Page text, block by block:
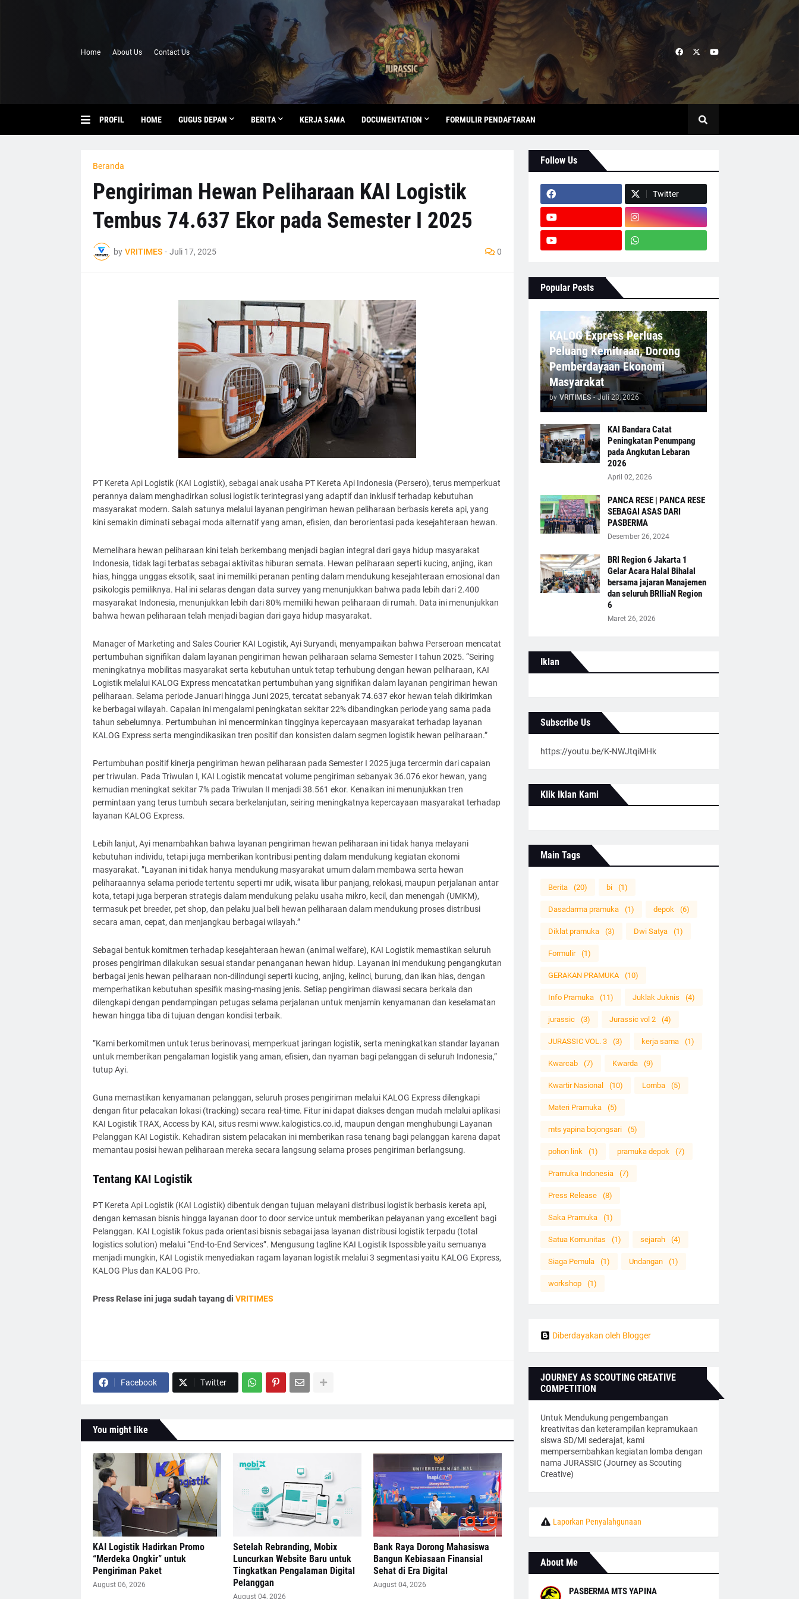
Home About Us Contact Us
PROFIL HOME GUGUS DEPAN BERITA KERJA SAMA DOCUMENTATION FORMULIR PENDAFTARAN
Beranda
Pengiriman Hewan Peliharaan KAI Logistik
Tembus 74.637 Ekor pada Semester I 2025
by VRITIMES - Juli 17, 2025 0
PT Kereta Api Logistik (KAI Logistik), sebagai anak usaha PT Kereta Api Indonesia (Persero), terus memperkuat
perannya dalam menghadirkan solusi logistik terintegrasi yang adaptif dan inklusif terhadap kebutuhan
masyarakat modern. Salah satunya melalui layanan pengiriman hewan peliharaan berbasis kereta api, yang
kini semakin diminati sebagai moda alternatif yang aman, efisien, dan berorientasi pada kesejahteraan hewan.
Memelihara hewan peliharaan kini telah berkembang menjadi bagian integral dari gaya hidup masyarakat
Indonesia, tidak lagi terbatas sebagai aktivitas hiburan semata. Hewan peliharaan seperti kucing, anjing, ikan
hias, hingga unggas eksotik, saat ini memiliki peranan penting dalam mendukung kesejahteraan emosional dan
psikologis pemiliknya. Hal ini selaras dengan data survey yang menunjukkan bahwa pada lebih dari 2.400
masyarakat Indonesia, menunjukkan lebih dari 80% memiliki hewan peliharaan di rumah. Data ini menunjukkan
bahwa hewan peliharaan telah menjadi bagian dari gaya hidup masyarakat.
Manager of Marketing and Sales Courier KAI Logistik, Ayi Suryandi, menyampaikan bahwa Perseroan mencatat
pertumbuhan signifikan dalam layanan pengiriman hewan peliharaan selama Semester I tahun 2025. “Seiring
meningkatnya mobilitas masyarakat serta kebutuhan untuk tetap terhubung dengan hewan peliharaan, KAI
Logistik melalui KALOG Express mencatatkan pertumbuhan yang signifikan dalam layanan pengiriman hewan
peliharaan. Selama periode Januari hingga Juni 2025, tercatat sebanyak 74.637 ekor hewan telah dikirimkan
ke berbagai wilayah. Capaian ini mengalami peningkatan sekitar 22% dibandingkan periode yang sama pada
tahun sebelumnya. Pertumbuhan ini mencerminkan tingginya kepercayaan masyarakat terhadap layanan
KALOG Express serta mengindikasikan tren positif dan konsisten dalam segmen logistik hewan peliharaan.”
Pertumbuhan positif kinerja pengiriman hewan peliharaan pada Semester I 2025 juga tercermin dari capaian
per triwulan. Pada Triwulan I, KAI Logistik mencatat volume pengiriman sebanyak 36.076 ekor hewan, yang
kemudian meningkat sekitar 7% pada Triwulan II menjadi 38.561 ekor. Kenaikan ini menunjukkan tren
permintaan yang terus tumbuh secara berkelanjutan, seiring meningkatnya kepercayaan masyarakat terhadap
layanan KALOG Express.
Lebih lanjut, Ayi menambahkan bahwa layanan pengiriman hewan peliharaan ini tidak hanya melayani
kebutuhan individu, tetapi juga memberikan kontribusi penting dalam mendukung kegiatan ekonomi
masyarakat. ”Layanan ini tidak hanya mendukung masyarakat umum dalam membawa serta hewan
peliharaannya selama periode tertentu seperti mr udik, wisata libur panjang, relokasi, maupun perjalanan antar
kota, tetapi juga berperan strategis dalam mendukung pelaku usaha mikro, kecil, dan menengah (UMKM),
termasuk pet breeder, pet shop, dan pelaku jual beli hewan peliharaan dalam mendukung proses distribusi
secara aman, cepat, dan menjangkau berbagai wilayah.”
Sebagai bentuk komitmen terhadap kesejahteraan hewan (animal welfare), KAI Logistik memastikan seluruh
proses pengiriman dilakukan sesuai standar penanganan hewan hidup. Layanan ini mendukung pengangkutan
berbagai jenis hewan peliharaan non-dilindungi seperti kucing, anjing, kelinci, burung, dan ikan hias, dengan
memperhatikan kebutuhan spesifik masing-masing jenis. Setiap pengiriman diawasi secara berkala dan
dilengkapi dengan pendampingan petugas selama perjalanan untuk menjamin kenyamanan dan keselamatan
hewan hingga tiba di tujuan dengan kondisi terbaik.
”Kami berkomitmen untuk terus berinovasi, memperkuat jaringan logistik, serta meningkatkan standar layanan
untuk memberikan pengalaman logistik yang aman, efisien, dan nyaman bagi pelanggan di seluruh Indonesia,”
tutup Ayi.
Guna memastikan kenyamanan pelanggan, seluruh proses pengiriman melalui KALOG Express dilengkapi
dengan fitur pelacakan lokasi (tracking) secara real-time. Fitur ini dapat diakses dengan mudah melalui aplikasi
KAI Logistik TRAX, Access by KAI, situs resmi www.kalogistics.co.id, maupun dengan menghubungi Layanan
Pelanggan KAI Logistik. Kehadiran sistem pelacakan ini memberikan rasa tenang bagi pelanggan karena dapat
memantau posisi hewan peliharaan mereka secara langsung selama proses pengiriman berlangsung.
Tentang KAI Logistik
PT Kereta Api Logistik (KAI Logistik) dibentuk dengan tujuan melayani distribusi logistik berbasis kereta api,
dengan kemasan bisnis hingga layanan door to door service untuk memberikan pelayanan yang excellent bagi
Pelanggan. KAI Logistik fokus pada orientasi bisnis sebagai jasa layanan distribusi logistik terpadu (total
logistics solution) melalui “End-to-End Services”. Mengusung tagline KAI Logistik Ispossible yaitu semuanya
menjadi mungkin, KAI Logistik menyediakan ragam layanan logistik melalui 3 segmentasi yaitu KALOG Express,
KALOG Plus dan KALOG Pro.
Press Relase ini juga sudah tayang di VRITIMES
Facebook Twitter
You might like
KAI Logistik Hadirkan Promo
“Merdeka Ongkir” untuk
Pengiriman Paket
August 06, 2026
Setelah Rebranding, Mobix
Luncurkan Website Baru untuk
Tingkatkan Pengalaman Digital
Pelanggan
August 04, 2026
Bank Raya Dorong Mahasiswa
Bangun Kebiasaan Finansial
Sehat di Era Digital
August 04, 2026
Follow Us
Twitter
Popular Posts
KALOG Express Perluas
Peluang Kemitraan, Dorong
Pemberdayaan Ekonomi
Masyarakat
by VRITIMES - Juli 23, 2026
KAI Bandara Catat
Peningkatan Penumpang
pada Angkutan Lebaran
2026
April 02, 2026
PANCA RESE | PANCA RESE
SEBAGAI ASAS DARI
PASBERMA
Desember 26, 2024
BRI Region 6 Jakarta 1
Gelar Acara Halal Bihalal
bersama jajaran Manajemen
dan seluruh BRIliaN Region
6
Maret 26, 2026
Iklan
Subscribe Us
https://youtu.be/K-NWJtqiMHk
Klik Iklan Kami
Main Tags
Berita (20) bi (1)
Dasadarma pramuka (1) depok (6)
Diklat pramuka (3) Dwi Satya (1)
Formulir (1)
GERAKAN PRAMUKA (10)
Info Pramuka (11) Juklak Juknis (4)
jurassic (3) Jurassic vol 2 (4)
JURASSIC VOL. 3 (3) kerja sama (1)
Kwarcab (7) Kwarda (9)
Kwartir Nasional (10) Lomba (5)
Materi Pramuka (5)
mts yapina bojongsari (5)
pohon link (1) pramuka depok (7)
Pramuka Indonesia (7)
Press Release (8)
Saka Pramuka (1)
Satua Komunitas (1) sejarah (4)
Siaga Pemula (1) Undangan (1)
workshop (1)
Diberdayakan oleh Blogger
JOURNEY AS SCOUTING CREATIVE
COMPETITION
Untuk Mendukung pengembangan
kreativitas dan keterampilan kepramukaan
siswa SD/MI sederajat, kami
mempersembahkan kegiatan lomba dengan
nama JURASSIC (Journey as Scouting
Creative)
Laporkan Penyalahgunaan
About Me
PASBERMA MTS YAPINA